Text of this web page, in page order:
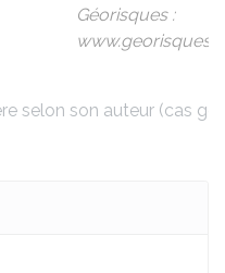
selon son auteur (cas
Géorisques :